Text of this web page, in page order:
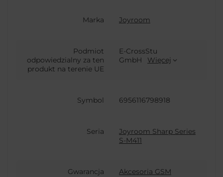
Marka Joyroom
Podmiot
odpowiedzialny za ten
produkt na terenie UE
E-CrossStu
GmbH
Więcej
Symbol 6956116798918
Seria
Joyroom Sharp Series
S-M411
Gwarancja Akcesoria GSM